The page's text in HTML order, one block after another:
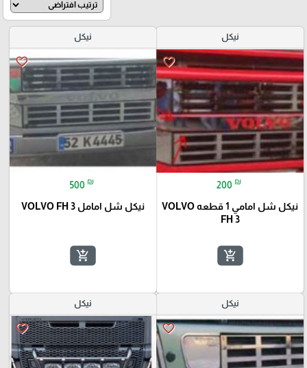
نيكل
favorite_border
200 ₪
نيكل شل امامي 1 قطعه VOLVO
FH 3
add_shopping_cart
نيكل
favorite_border
500 ₪
نيكل شل امامل VOLVO FH 3
add_shopping_cart
نيكل
favorite_border
نيكل
favorite_border